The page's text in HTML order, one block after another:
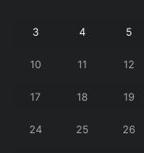
3 4 5
10 11 12
17 18 19
24 25 26